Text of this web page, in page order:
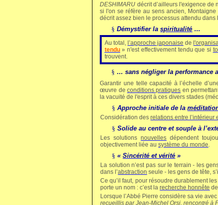
DESHIMARU décrit d’ailleurs l'exigence de
si l'on se réfère au sens ancien,
décrit assez bien le processus attendu
§ Démystifier laspiritualité …
Au total, l’approche japonaise de
tendu » n'est effectivement tendu que si
trouvent.
§ … sans négliger la performance
Garantir une telle capacité à l’échelle
œuvre deconditions pratiques en
la vacuité de l'esprit à ces divers stades
§ Approche initiale de la
Considération desrelations entre l’intérieur
§ Solide au centre et souple à
Les solutionsnouvelles dépendent
objectivement liée ausystème du monde.
§ «Sincérité et vérité »
La solution n’est pas sur le terrain - les
dans l’abstraction seule - les gens de tête,
Ce qu’il faut, pour résoudre durablement
porte un nom : c’est larecherche honnête
Lorsque l’Abbé Pierre considère sa vie
recueillis par Jean-MichelOrsi, rencontré à